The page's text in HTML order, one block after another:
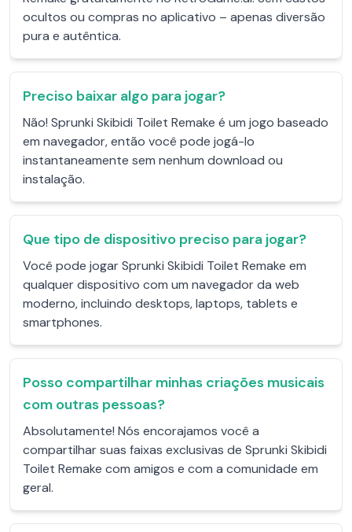
ocultos ou compras no aplicativo – apenas diversão
pura e autêntica.
Preciso baixar algo para jogar?
Não! Sprunki Skibidi Toilet Remake é um jogo baseado
em navegador, então você pode jogá-lo
instantaneamente sem nenhum download ou
instalação.
Que tipo de dispositivo preciso para jogar?
Você pode jogar Sprunki Skibidi Toilet Remake em
qualquer dispositivo com um navegador da web
moderno, incluindo desktops, laptops, tablets e
smartphones.
Posso compartilhar minhas criações musicais
com outras pessoas?
Absolutamente! Nós encorajamos você a
compartilhar suas faixas exclusivas de Sprunki Skibidi
Toilet Remake com amigos e com a comunidade em
geral.